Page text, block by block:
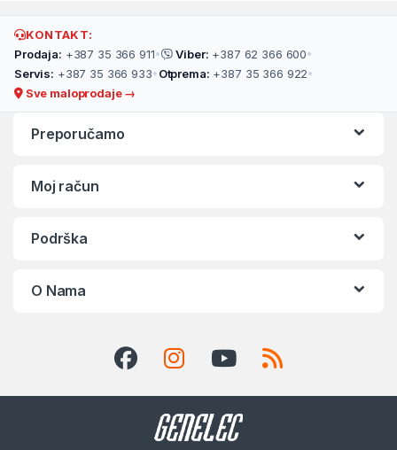
KONTAKT:
Prodaja: +387 35 366 911• Viber: +387 62 366 600•
Servis: +387 35 366 933• Otprema: +387 35 366 922•
Sve maloprodaje →
Preporučamo
Moj račun
Podrška
O Nama